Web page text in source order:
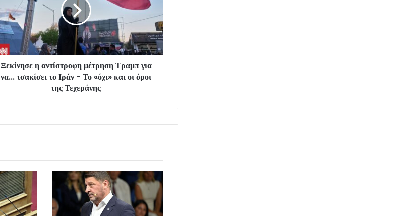
Ξεκίνησε η αντίστροφη μέτρηση Τραμπ για
να... τσακίσει το Ιράν - Το «όχι» και οι όροι
της Τεχεράνης